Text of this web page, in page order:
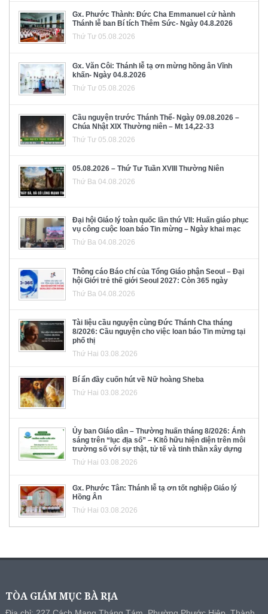
Gx. Phước Thành: Đức Cha Emmanuel cử hành
Thánh lễ ban Bí tích Thêm Sức- Ngày 04.8.2026
Thứ Tư 05.08.2026
Gx. Văn Côi: Thánh lễ tạ ơn mừng hồng ân Vĩnh
khấn- Ngày 04.8.2026
Thứ Tư 05.08.2026
Cầu nguyện trước Thánh Thể- Ngày 09.08.2026 –
Chúa Nhật XIX Thường niên – Mt 14,22-33
Thứ Tư 05.08.2026
05.08.2026 – Thứ Tư Tuần XVIII Thường Niên
Thứ Ba 04.08.2026
Đại hội Giáo lý toàn quốc lần thứ VII: Huấn giáo phục
vụ công cuộc loan báo Tin mừng – Ngày khai mạc
Thứ Ba 04.08.2026
Thông cáo Báo chí của Tổng Giáo phận Seoul – Đại
hội Giới trẻ thế giới Seoul 2027: Còn 365 ngày
Thứ Ba 04.08.2026
Tài liệu cầu nguyện cùng Đức Thánh Cha tháng
8/2026: Cầu nguyện cho việc loan báo Tin mừng tại
phố thị
Thứ Hai 03.08.2026
Bí ẩn đầy cuốn hút về Nữ hoàng Sheba
Thứ Hai 03.08.2026
Ủy ban Giáo dân – Thường huấn tháng 8/2026: Ánh
sáng trên “lục địa số” – Kitô hữu hiện diện trên môi
trường số với sự thật, tử tế và tinh thần xây dựng
Thứ Hai 03.08.2026
Gx. Phước Tân: Thánh lễ tạ ơn tốt nghiệp Giáo lý
Hồng Ân
Thứ Hai 03.08.2026
TÒA GIÁM MỤC BÀ RỊA